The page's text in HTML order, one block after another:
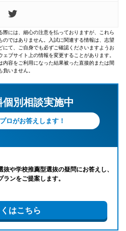
には、細心の注意を払っておりますが、これら
ではありません。入試に関連する情報は、志望
て、ご自身でも必ずご確認くださいますようお
ブサイト上の情報を変更することがあります。
容をご利用になった結果被った直接的または間
いません。
別相談実施中
ロがお答えします！
や学校推薦型選抜の疑問にお答えし、
ンをご提案します。
はこちら